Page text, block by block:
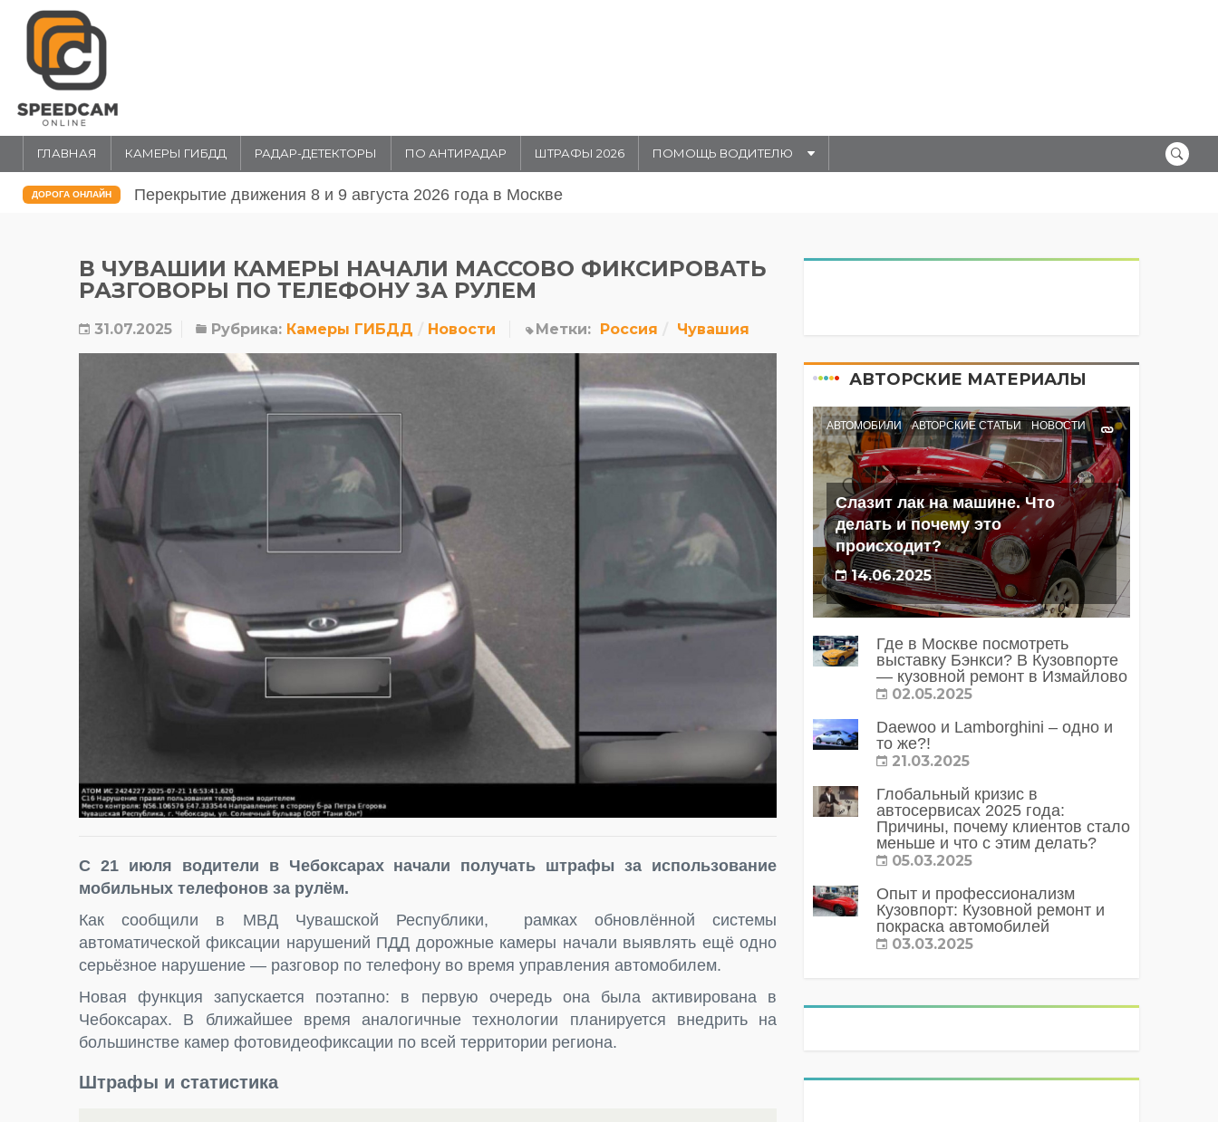
ГЛАВНАЯ КАМЕРЫ ГИБДД РАДАР-ДЕТЕКТОРЫ ПО АНТИРАДАР ШТРАФЫ 2026 ПОМОЩЬ ВОДИТЕЛЮ
ДОРОГА ОНЛАЙН Перекрытие движения 31 июля и 1 августа 20026 года в Москве
В ЧУВАШИИ КАМЕРЫ НАЧАЛИ МАССОВО ФИКСИРОВАТЬ
РАЗГОВОРЫ ПО ТЕЛЕФОНУ ЗА РУЛЕМ
31.07.2025 Рубрика: Камеры ГИБДД Новости Метки: Россия Чувашия
С 21 июля водители в Чебоксарах начали получать штрафы за использование
мобильных телефонов за рулём.
Как сообщили в МВД Чувашской Республики, рамках обновлённой системы
автоматической фиксации нарушений ПДД дорожные камеры начали выявлять ещё одно
серьёзное нарушение — разговор по телефону во время управления автомобилем.
Новая функция запускается поэтапно: в первую очередь она была активирована в
Чебоксарах. В ближайшее время аналогичные технологии планируется внедрить на
большинстве камер фотовидеофиксации по всей территории региона.
Штрафы и статистика
АВТОРСКИЕ МАТЕРИАЛЫ
АВТОМОБИЛИ АВТОРСКИЕ СТАТЬИ НОВОСТИ
Слазит лак на машине. Что
делать и почему это
происходит?
14.06.2025
Где в Москве посмотреть
выставку Бэнкси? В Кузовпорте
— кузовной ремонт в Измайлово
02.05.2025
Daewoo и Lamborghini – одно и
то же?!
21.03.2025
Глобальный кризис в
автосервисах 2025 года:
Причины, почему клиентов стало
меньше и что с этим делать?
05.03.2025
Опыт и профессионализм
Кузовпорт: Кузовной ремонт и
покраска автомобилей
03.03.2025